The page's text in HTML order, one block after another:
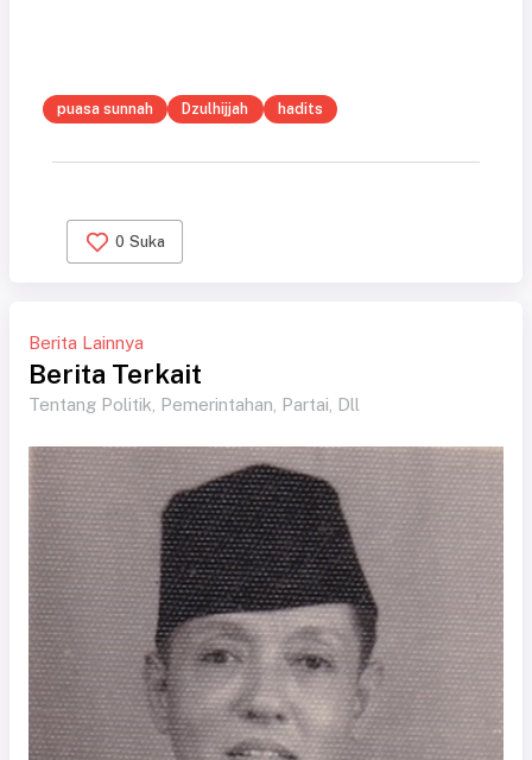
puasa sunnah Dzulhijjah hadits
0 Suka
Berita Lainnya
Berita Terkait
Tentang Politik, Pemerintahan, Partai, Dll